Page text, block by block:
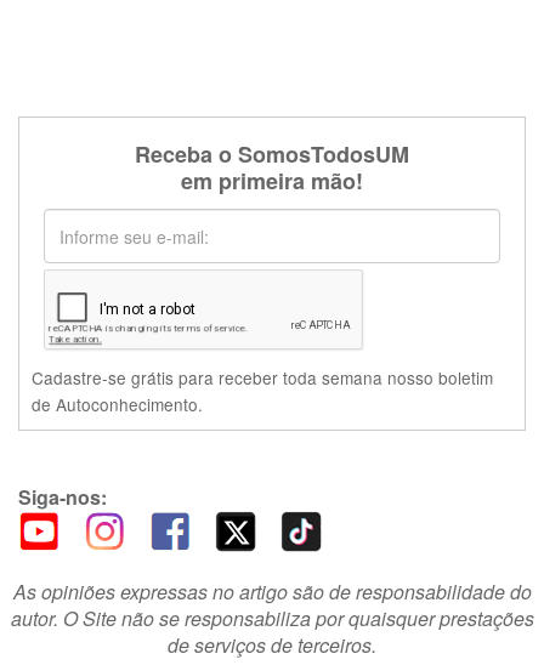
Receba o SomosTodosUM
em primeira mão!
Cadastre-se grátis para receber toda semana nosso boletim
de Autoconhecimento.
Siga-nos:
As opiniões expressas no artigo são de responsabilidade do
autor. O Site não se responsabiliza por quaisquer prestações
de serviços de terceiros.